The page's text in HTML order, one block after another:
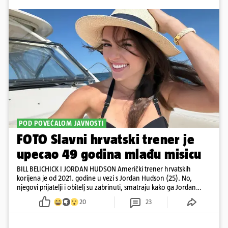
POD POVEĆALOM JAVNOSTI
FOTO Slavni hrvatski trener je
upecao 49 godina mlađu misicu
BILL BELICHICK I JORDAN HUDSON Američki trener hrvatskih
korijena je od 2021. godine u vezi s Jordan Hudson (25). No,
njegovi prijatelji i obitelj su zabrinuti, smatraju kako ga Jordan
kontrolira
20 23